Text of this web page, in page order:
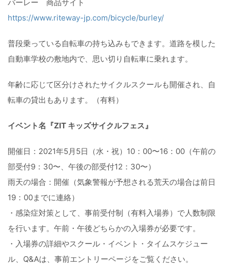
バーレー 商品サイト
https://www.riteway-jp.com/bicycle/burley/
普段乗っている自転車の持ち込みもできます。道路を模した
自動車学校の敷地内で、思い切り自転車に乗れます。
年齢に応じて区分けされたサイクルスクールも開催され、自
転車の貸出もあります。（有料）
イベント名『ZIT キッズサイクルフェス』
開催日：2021年5月5日（水・祝）10：00〜16：00（午前の
部受付9：30〜、午後の部受付12：30〜）
雨天の場合：開催（気象警報が予想される荒天の場合は前日
19：00までに連絡）
・感染症対策として、事前受付制（有料入場券）で人数制限
を行います。午前・午後どちらかの入場券が必要です。
・入場券の詳細やスクール・イベント・タイムスケジュー
ル、Q&Aは、事前エントリーページをご覧ください。